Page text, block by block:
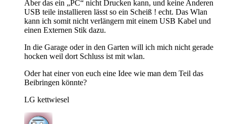
Aber das ein „PC“ nicht Drucken kann, und keine Anderen
USB teile installieren lässt so ein Scheiß ! echt. Das Wlan
kann ich somit nicht verlängern mit einem USB Kabel und
einen Externen Stik dazu.
In die Garage oder in den Garten will ich mich nicht gerade
hocken weil dort Schluss ist mit wlan.
Oder hat einer von euch eine Idee wie man dem Teil das
Beibringen könnte?
LG kettwiesel